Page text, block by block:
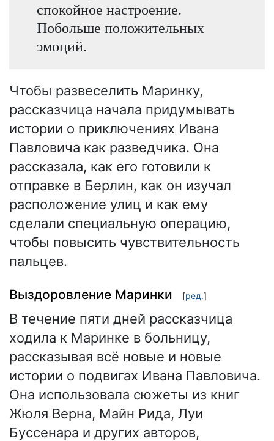
спокойное настроение.
Побольше положительных
эмоций.
Чтобы развеселить Маринку,
рассказчица начала придумывать
истории о приключениях Ивана
Павловича как разведчика. Она
рассказала, как его готовили к
отправке в Берлин, как он изучал
расположение улиц и как ему
сделали специальную операцию,
чтобы повысить чувствительность
пальцев.
Выздоровление Маринки [ред.]
В течение пяти дней рассказчица
ходила к Маринке в больницу,
рассказывая всё новые и новые
истории о подвигах Ивана Павловича.
Она использовала сюжеты из книг
Жюля Верна, Майн Рида, Луи
Буссенара и других авторов,